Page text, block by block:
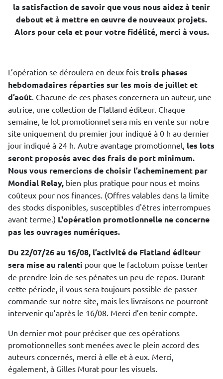
la satisfaction de savoir que vous nous aidez à tenir
debout et à mettre en œuvre de nouveaux projets.
Alors pour cela et pour votre fidélité, merci à vous.
L’opération se déroulera en deux fois trois phases
hebdomadaires réparties sur les mois de juillet et
d’août. Chacune de ces phases concernera un auteur, une
autrice, une collection de Flatland éditeur. Chaque
semaine, le lot promotionnel sera mis en vente sur notre
site uniquement du premier jour indiqué à 0 h au dernier
jour indiqué à 24 h. Autre avantage promotionnel, les lots
seront proposés avec des frais de port minimum.
Nous vous remercions de choisir l’acheminement par
Mondial Relay, bien plus pratique pour nous et moins
coûteux pour nos finances. (Offres valables dans la limite
des stocks disponibles, susceptibles d'êtres interrompues
avant terme.) L'opération promotionnelle ne concerne
pas les ouvrages numériques.
Du 22/07/26 au 16/08, l’activité de Flatland éditeur
sera mise au ralenti pour que le factotum puisse tenter
de prendre loin de ses pénates un peu de repos. Durant
cette période, il vous sera toujours possible de passer
commande sur notre site, mais les livraisons ne pourront
intervenir qu’après le 16/08. Merci d’en tenir compte.
Un dernier mot pour préciser que ces opérations
promotionnelles sont menées avec le plein accord des
auteurs concernés, merci à elle et à eux. Merci,
également, à Gilles Murat pour les visuels.